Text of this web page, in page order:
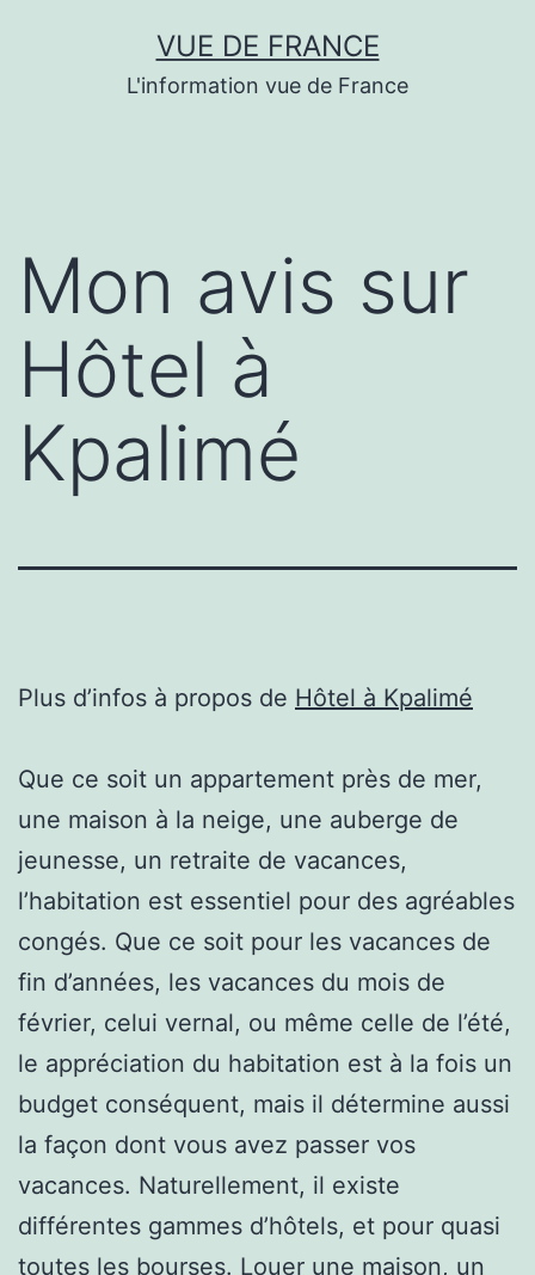
VUE DE FRANCE
L'information vue de France
Mon avis sur
Hôtel à
Kpalimé
Plus d’infos à propos de Hôtel à Kpalimé
Que ce soit un appartement près de mer,
une maison à la neige, une auberge de
jeunesse, un retraite de vacances,
l’habitation est essentiel pour des agréables
congés. Que ce soit pour les vacances de
fin d’années, les vacances du mois de
février, celui vernal, ou même celle de l’été,
le appréciation du habitation est à la fois un
budget conséquent, mais il détermine aussi
la façon dont vous avez passer vos
vacances. Naturellement, il existe
différentes gammes d’hôtels, et pour quasi
toutes les bourses. Louer une maison, un